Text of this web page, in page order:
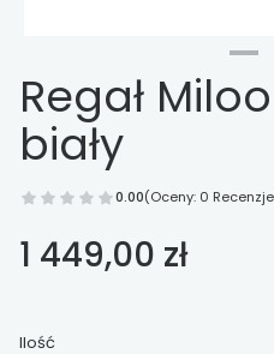
Regał
biały
0.00(Oceny: 0
Cena
1 449,00 zł
Ilość